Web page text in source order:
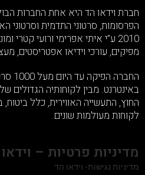
חברת וידאו הד היא אחת החברות
הפרסומות, סרטוני התדמית וסרטוני
מפיקים, עורכי וידיאו אפטריסטים,
באינטרנט. מבין לקוחותיה הגדולים
לקוחות מעולמות שונים.
מדיניות פרטיות –
מדיניות נגישות- וידאו הד